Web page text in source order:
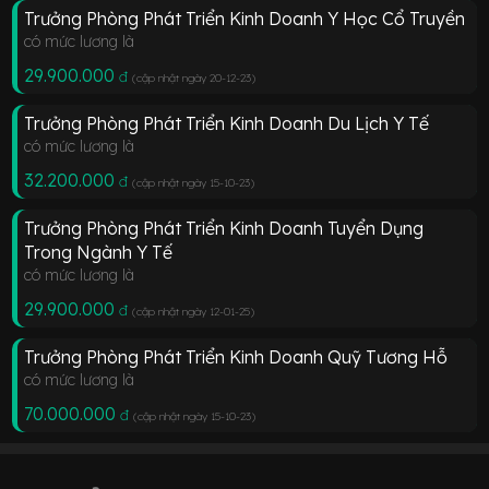
Trưởng Phòng Phát Triển Kinh Doanh Y Học Cổ Truyền
có mức lương là
29.900.000 đ (cập nhật ngày 20-12-23)
Trưởng Phòng Phát Triển Kinh Doanh Du Lịch Y Tế
có mức lương là
32.200.000 đ (cập nhật ngày 15-10-23)
Trưởng Phòng Phát Triển Kinh Doanh Tuyển Dụng
Trong Ngành Y Tế
có mức lương là
29.900.000 đ (cập nhật ngày 12-01-25)
Trưởng Phòng Phát Triển Kinh Doanh Quỹ Tương Hỗ
có mức lương là
70.000.000 đ (cập nhật ngày 15-10-23)